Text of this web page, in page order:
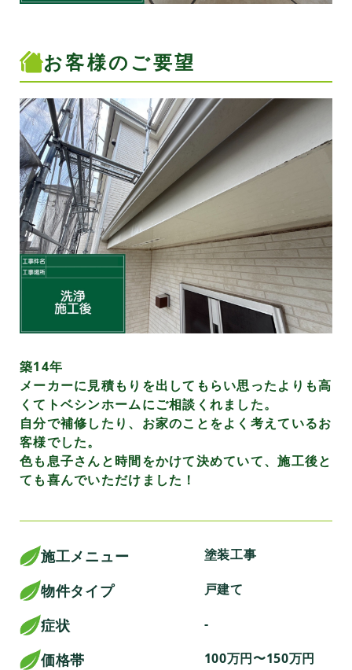
お客様のご要望
築14年
メーカーに見積もりを出してもらい思ったよりも高
くてトベシンホームにご相談くれました。
自分で補修したり、お家のことをよく考えているお
客様でした。
色も息子さんと時間をかけて決めていて、施工後と
ても喜んでいただけました！
施工メニュー 塗装工事
物件タイプ 戸建て
症状 -
価格帯 100万円〜150万円